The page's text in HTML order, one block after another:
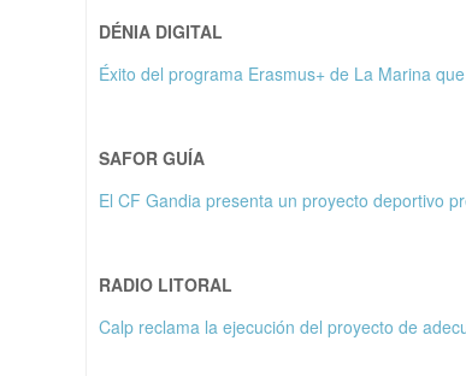
DÉNIA DIGITAL
Éxito del programa Erasmus+ de La Marina
SAFOR GUÍA
El CF Gandia presenta un proyecto deportivo
RADIO LITORAL
Calp reclama la ejecución del proyecto de